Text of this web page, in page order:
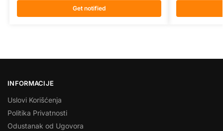
Get notified
INFORMACIJE
Uslovi Korišćenja
Politika Privatnosti
Odustanak od Ugovora